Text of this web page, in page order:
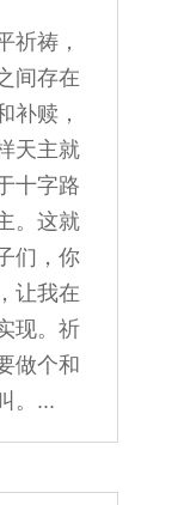
祈祷，
间存在
补赎，
天主就
十字路
。这就
们，你
让我在
现。祈
做个和
。...